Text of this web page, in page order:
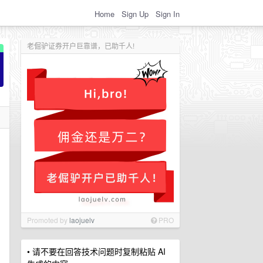
Home Sign Up Sign In
老倔驴证券开户巨靠谱，已助千人!
Promoted bylaojuelv PRO
• 请不要在回答技术问题时复制粘贴 AI